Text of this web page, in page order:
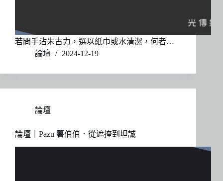
若問手沾朱古力，選以紙巾或水清潔，何者…
論壇
2024-12-19
論壇
論壇｜Pazu 薯伯伯．從遮掩到坦誠